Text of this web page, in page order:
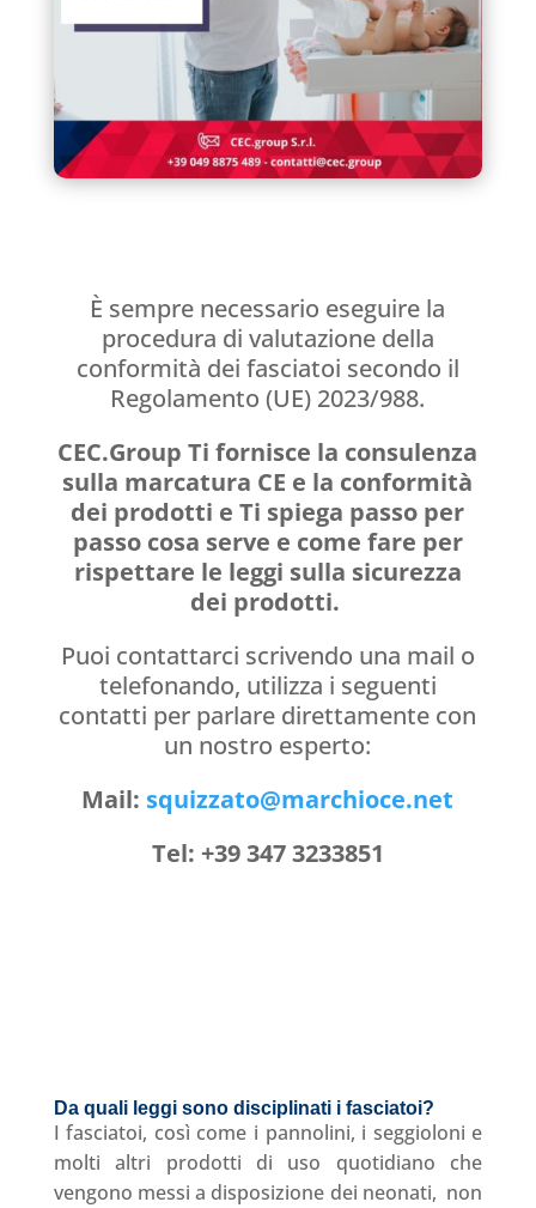
È sempre necessario eseguire la
procedura di valutazione della
conformità dei fasciatoi secondo il
Regolamento (UE) 2023/988.
CEC.Group Ti fornisce la consulenza
sulla marcatura CE e la conformità
dei prodotti e Ti spiega passo per
passo cosa serve e come fare per
rispettare le leggi sulla sicurezza
dei prodotti.
Puoi contattarci scrivendo una mail o
telefonando, utilizza i seguenti
contatti per parlare direttamente con
un nostro esperto:
Mail: squizzato@marchioce.net
Tel: +39 347 3233851
Da quali leggi sono disciplinati i fasciatoi?
I fasciatoi, così come i pannolini, i seggioloni e
molti altri prodotti di uso quotidiano che
vengono messi a disposizione dei neonati, non